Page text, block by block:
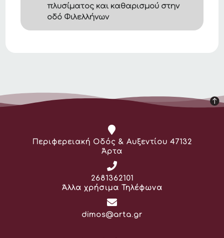
πλυσίματος και καθαρισμού στην
οδό Φιλελλήνων
Διεύθυνση:
Περιφερειακή Οδός & Αυξεντίου 47132
Άρτα
Τηλέφωνο:
2681362101
Άλλα χρήσιμα Τηλέφωνα
Email:
dimos@arta.gr